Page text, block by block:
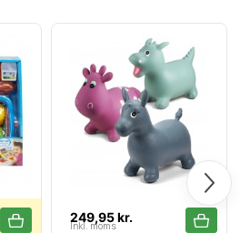
Næste
249,95 kr.
Inkl. moms